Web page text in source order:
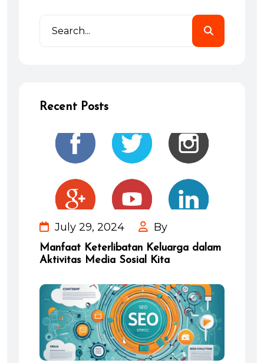
Recent Posts
July 29, 2024 By
Manfaat Keterlibatan Keluarga dalam
Aktivitas Media Sosial Kita